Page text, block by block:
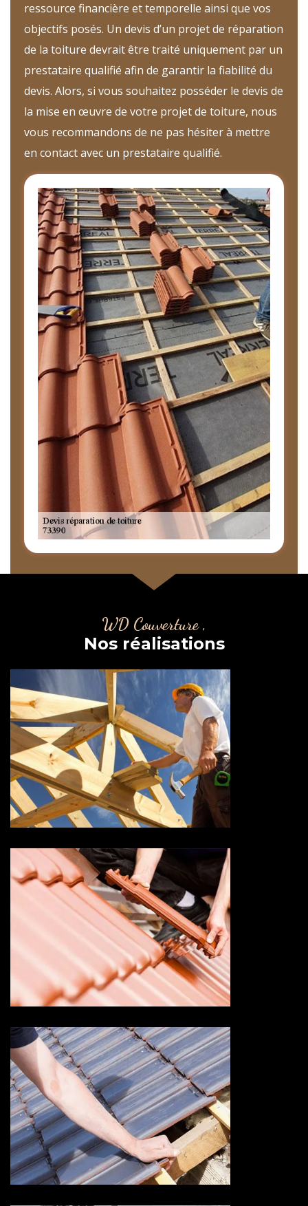
ressource financière et temporelle ainsi que vos
objectifs posés. Un devis d’un projet de réparation
de la toiture devrait être traité uniquement par un
prestataire qualifié afin de garantir la fiabilité du
devis. Alors, si vous souhaitez posséder le devis de
la mise en œuvre de votre projet de toiture, nous
vous recommandons de ne pas hésiter à mettre
en contact avec un prestataire qualifié.
WD Couverture ,
Nos réalisations
Couvreur charpentier 73
Savoie
Devis changement de tuile 73
Savoie
Devis fuite de toiture 73
Savoie